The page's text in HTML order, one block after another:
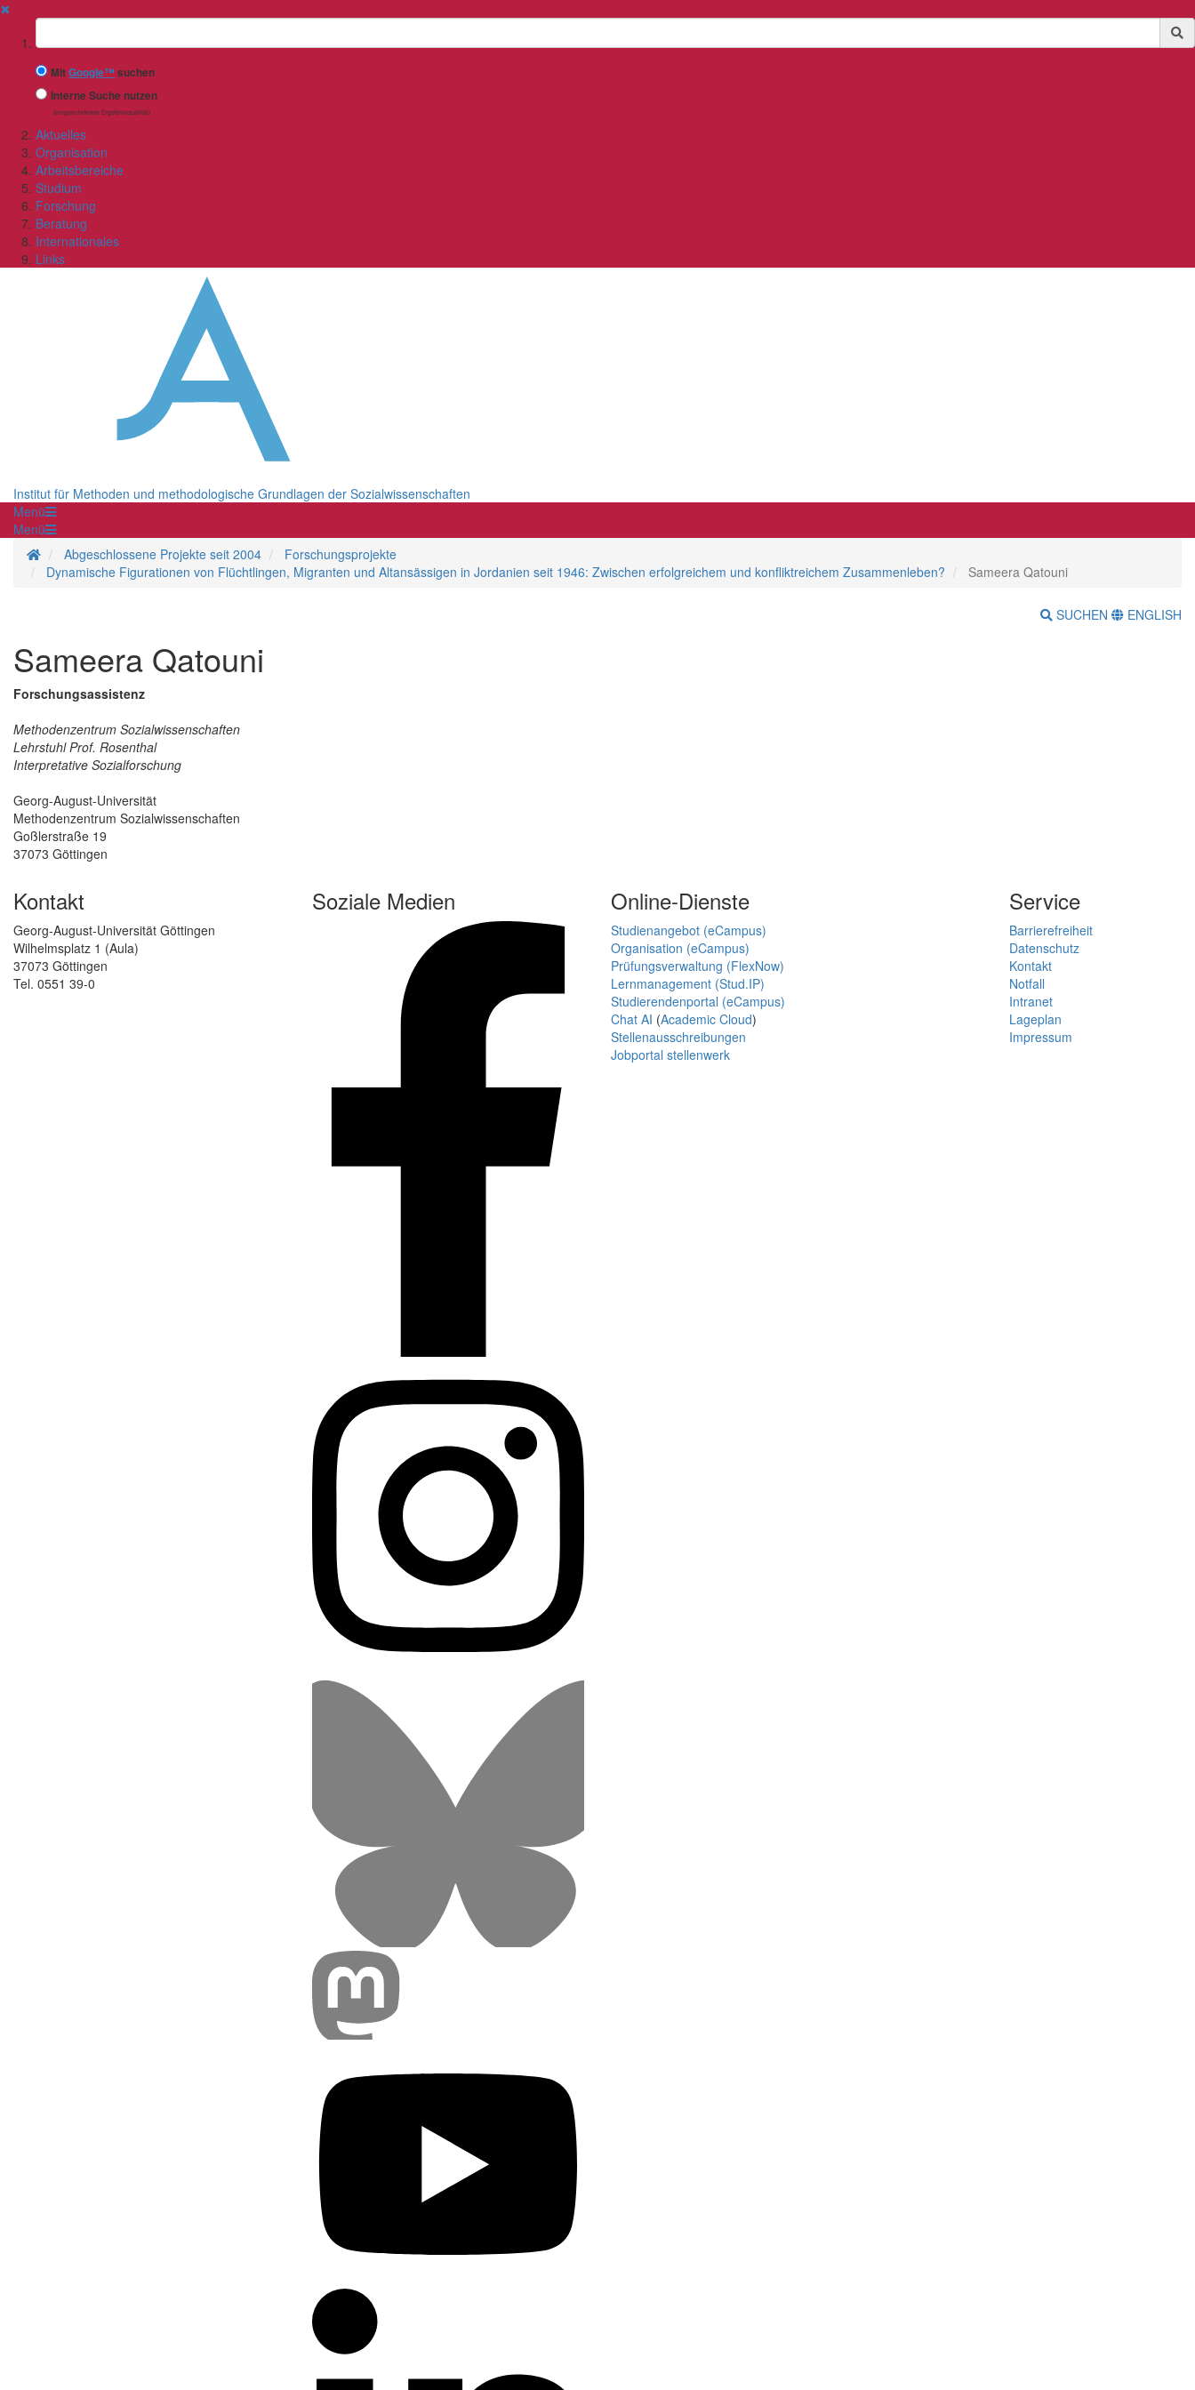
✖
Suchbegriff
MitGoogle™ suchen
Interne Suche nutzen
(eingeschränkte Ergebnisqualität)
Aktuelles
Organisation
Arbeitsbereiche
Studium
Forschung
Beratung
Internationales
Links
Institut für Methoden und methodologische Grundlagen der Sozialwissenschaften
Menü
Menü
Startseite
Abgeschlossene Projekte seit 2004
Forschungsprojekte
Dynamische Figurationen von Flüchtlingen, Migranten und Altansässigen in Jordanien seit 1946: Zwischen erfolgreichem und konfliktreichem Zusammenleben?
Sameera Qatouni
SUCHEN ENGLISH
Sameera Qatouni
Forschungsassistenz
Methodenzentrum Sozialwissenschaften
Lehrstuhl Prof. Rosenthal
Interpretative Sozialforschung
Georg-August-Universität
Methodenzentrum Sozialwissenschaften
Goßlerstraße 19
37073 Göttingen
Kontakt
Georg-August-Universität Göttingen
Wilhelmsplatz 1 (Aula)
37073 Göttingen
Tel. 0551 39-0
Soziale Medien Online-Dienste
Studienangebot (eCampus)
Organisation (eCampus)
Prüfungsverwaltung (FlexNow)
Lernmanagement (Stud.IP)
Studierendenportal (eCampus)
Chat AI (Academic Cloud)
Stellenausschreibungen
Jobportal stellenwerk
Service
Barrierefreiheit
Datenschutz
Kontakt
Notfall
Intranet
Lageplan
Impressum